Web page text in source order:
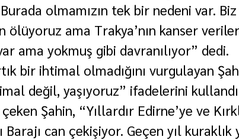
olmamızın tek bir nedeni var.
ölüyoruz ama Trakya’nın kanser
ama yokmuş gibi davranılıyor” dedi.
bir ihtimal olmadığını vurgulayan
değil, yaşıyoruz” ifadelerini
Şahin, “Yıllardır Edirne’ye ve
can çekişiyor. Geçen yıl kuraklık